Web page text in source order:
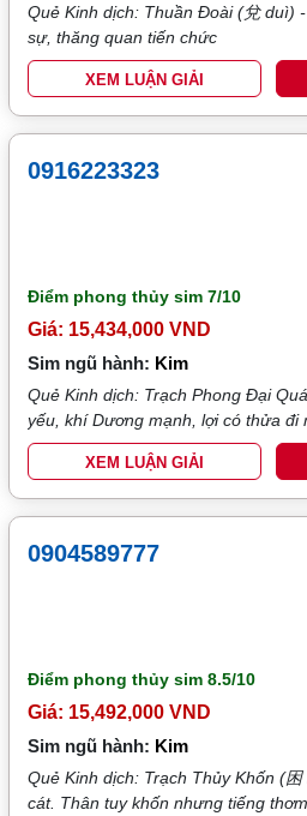
Quẻ Kinh dịch: Thuần Đoài (兌 duì)
sự, thăng quan tiến chức
XEM LUẬN GIẢI
0916223323
Điểm phong thủy sim7/10
Giá: 15,434,000 VND
Sim ngũ hành: Kim
Quẻ Kinh dịch: Trạch Phong Đại
yếu, khí Dương mạnh, lợi có thửa đi
XEM LUẬN GIẢI
0904589777
Điểm phong thủy sim8.5/10
Giá: 15,492,000 VND
Sim ngũ hành: Kim
Quẻ Kinh dịch: Trạch Thủy Khốn (
cát. Thân tuy khốn nhưng tiếng